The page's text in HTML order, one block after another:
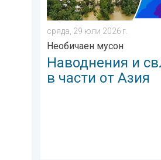
сряда, 29 юли 2026 г.
Необичаен мусон
Наводнения и
в части от Азия